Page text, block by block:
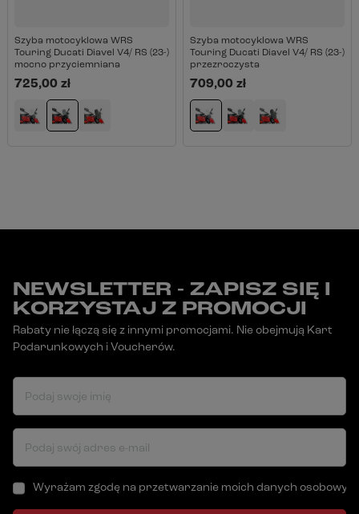
Szyba motocyklowa WRS
Touring Ducati Diavel V4/ RS (23-)
mocno przyciemniana
725,00 zł
Szyba motocyklowa WRS
Touring Ducati Diavel V4/ RS (23-)
przezroczysta
709,00 zł
NEWSLETTER - ZAPISZ SIĘ I
KORZYSTAJ Z PROMOCJI
Rabaty nie łączą się z innymi promocjami. Nie obejmują Kart
Podarunkowych i Voucherów.
Podaj swoje imię
Podaj swój adres e-mail
Wyrażam zgodę na przetwarzanie moich danych